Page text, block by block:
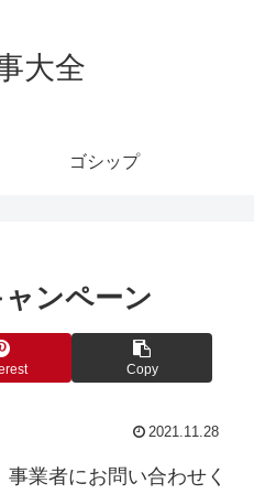
大全
ゴシップ
ンペーン
Copy
2021.11.28
業者にお問い合わせく